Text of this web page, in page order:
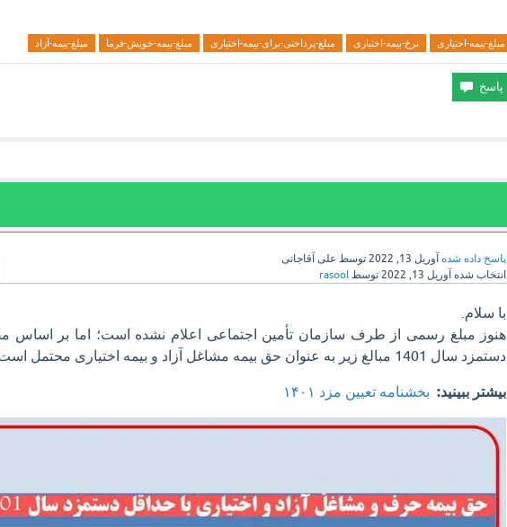
مبلغ-بیمه-اختیاری نرخ-بیمه-اختیاری مبلغ-پرداختی-برای-بیمه-اختیاری مبلغ-بیمه-خویش-فرما مبلغ-بیمه-آزاد
پاسخ داده شده آوریل 13, 2022 توسط علی آقاجانی
انتخاب شده آوریل 13, 2022 توسط rasool
با سلام.
هنوز مبلغ رسمی از طرف سازمان تأمین اجتماعی اعلام نشده است؛ اما بر اساس
دستمزد سال 1401 مبالغ زیر به عنوان حق بیمه مشاغل آزاد و بیمه اختیاری محتمل است:
بیشتر ببینید: بخشنامه تعیین مزد ۱۴۰۱